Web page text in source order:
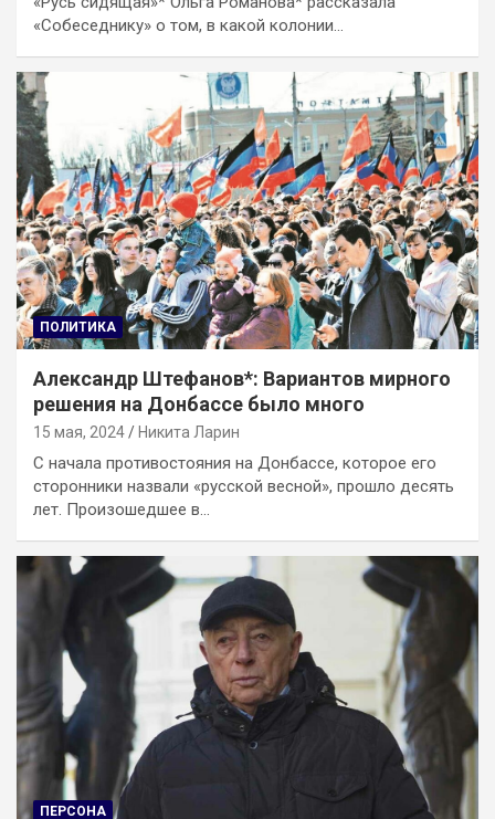
«Собеседнику» о том, в какой колонии…
ПОЛИТИКА
Александр Штефанов*: Вариантов мирного
решения на Донбассе было много
15 мая, 2024 Никита Ларин
С начала противостояния на Донбассе, которое его
сторонники назвали «русской весной», прошло десять
лет. Произошедшее в…
ПЕРСОНА